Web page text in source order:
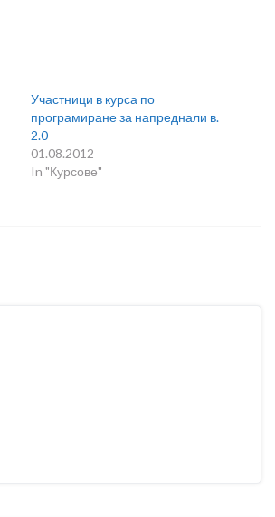
Участници в курса по
програмиране за напреднали в.
2.0
01.08.2012
In "Курсове"